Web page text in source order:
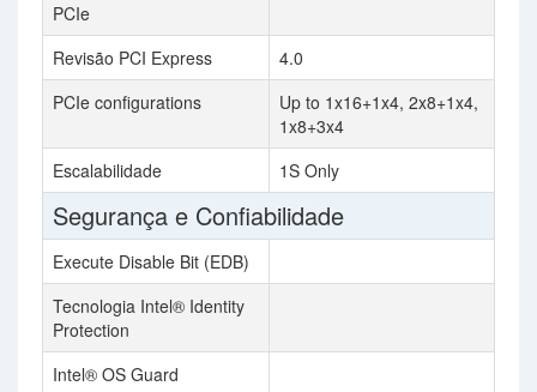
PCIe
Revisão PCI Express
4.0
PCIe configurations
Up to 1x16+1x4, 2x8+1x4,
1x8+3x4
Escalabilidade
1S Only
Segurança e Confiabilidade
Execute Disable Bit (EDB)
Tecnologia Intel® Identity
Protection
Intel® OS Guard